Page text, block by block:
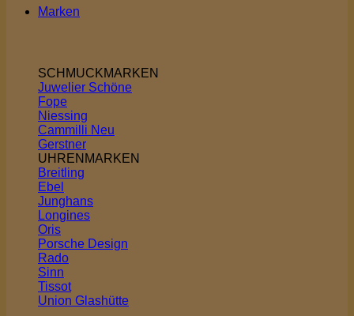
Marken
SCHMUCKMARKEN
Juwelier Schöne
Fope
Niessing
Cammilli
Gerstner
UHRENMARKEN
Breitling
Ebel
Junghans
Longines
Oris
Porsche Design
Rado
Sinn
Tissot
Union Glashütte